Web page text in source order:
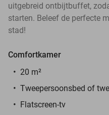
uitgebreid ontbijtbuffet,
starten. Beleef de perfecte
stad!
Comfortkamer
20 m²
Tweepersoonsbed of
Flatscreen-tv